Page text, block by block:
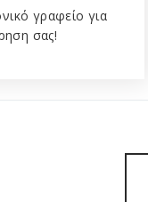
γραφείο για
σας!